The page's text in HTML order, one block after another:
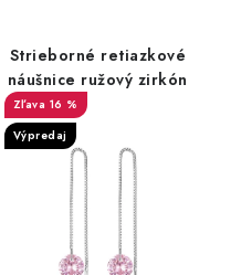
Strieborné retiazkové
náušnice ružový zirkón
16 %
Výpredaj